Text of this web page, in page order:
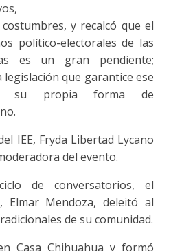
y recalcó que el
político-electorales de las
es un gran pendiente;
que garantice ese
su propia forma de
IEE, Fryda Libertad Lycano
del evento.
de conversatorios, el
Elmar Mendoza, deleitó al
de su comunidad.
Casa Chihuahua y formó